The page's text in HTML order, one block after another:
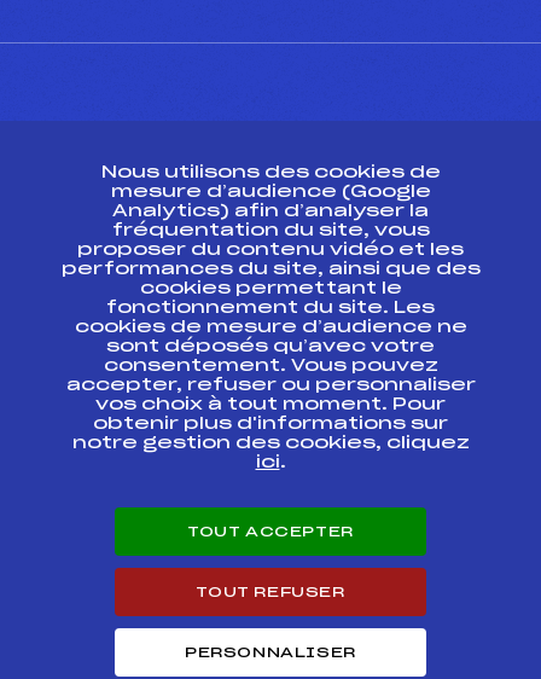
Ressources
Pass’Neige
Projet sportif fédéral
Projet de performance fédéral
Antidopage
Pôle Développement, Formation, Suivi
Scientifique
Listes ministérielles
Pôle vie de l’athlète
Enseignement professionnel
Carrières
Nous utilisons des cookies de
mesure d’audience (Google
Analytics) afin d’analyser la
fréquentation du site, vous
proposer du contenu vidéo et les
performances du site, ainsi que des
cookies permettant le
fonctionnement du site. Les
cookies de mesure d’audience ne
sont déposés qu’avec votre
consentement. Vous pouvez
accepter, refuser ou personnaliser
vos choix à tout moment. Pour
obtenir plus d'informations sur
notre gestion des cookies, cliquez
ici.
TOUT ACCEPTER
TOUT REFUSER
PERSONNALISER